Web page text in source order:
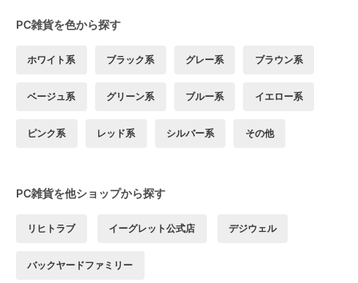
PC雑貨を色から探す
ホワイト系 ブラック系 グレー系 ブラウン系
ベージュ系 グリーン系 ブルー系 イエロー系
ピンク系 レッド系 シルバー系 その他
PC雑貨を他ショップから探す
リヒトラブ イーグレット公式店 デジウェル
バックヤードファミリー